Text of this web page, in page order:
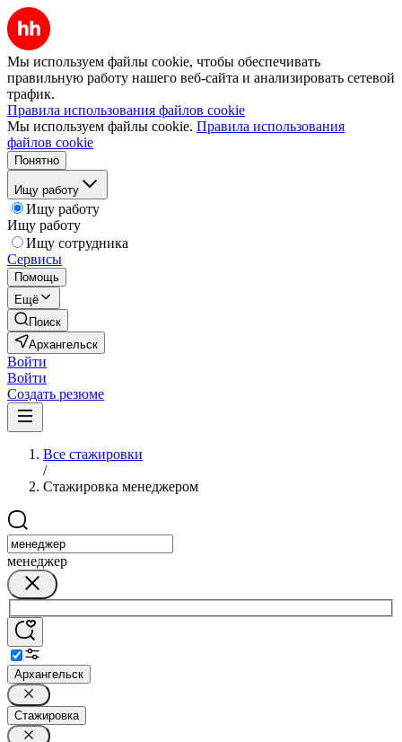
Мы используем файлы cookie, чтобы обеспечивать
правильную работу нашего веб-сайта и анализировать сетевой
трафик.
Правила использования файлов cookie
Мы используем файлы cookie. Правила использования
файлов cookie
Понятно
Ищу работу
Ищу работу
Ищу работу
Ищу сотрудника
Сервисы
Помощь
Ещё
Поиск
Архангельск
Войти
Войти
Создать резюме
Все стажировки
/
Стажировка менеджером
менеджер
Архангельск
Стажировка